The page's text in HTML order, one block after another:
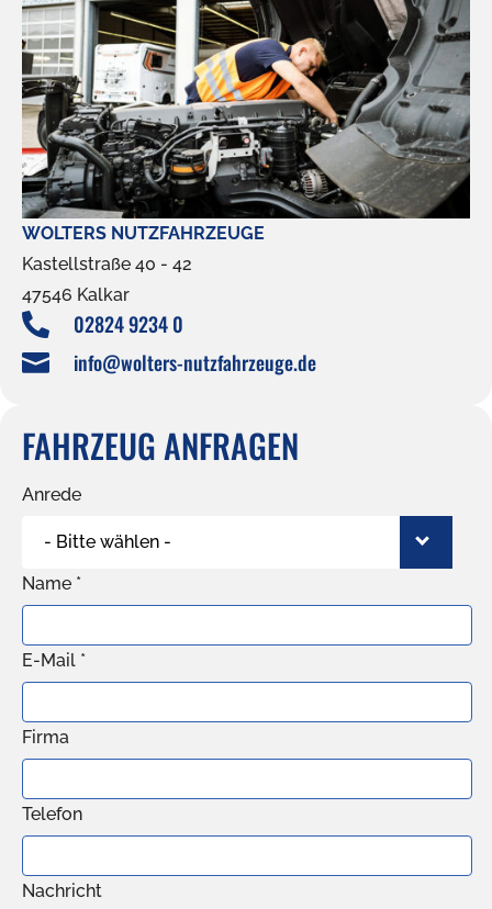
WOLTERS NUTZFAHRZEUGE
Kastellstraße 40 - 42
47546 Kalkar
 02824 9234 0
 info@wolters-nutzfahrzeuge.de
FAHRZEUG ANFRAGEN
Anrede
- Bitte wählen -
Name *
E-Mail *
Firma
Telefon
Nachricht